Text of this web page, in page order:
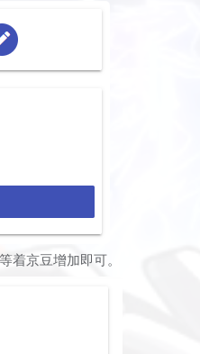
着京豆增加即可。